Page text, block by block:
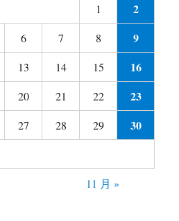
1 2
6 7 8 9
13 14 15 16
20 21 22 23
27 28 29 30
11 月 »